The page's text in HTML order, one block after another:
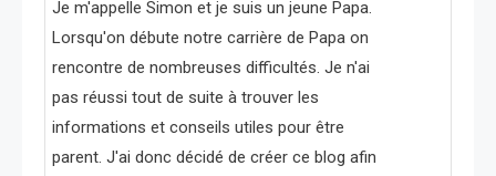
Je m'appelle Simon et je suis un jeune Papa.
Lorsqu'on débute notre carrière de Papa on
rencontre de nombreuses difficultés. Je n'ai
pas réussi tout de suite à trouver les
informations et conseils utiles pour être
parent. J'ai donc décidé de créer ce blog afin